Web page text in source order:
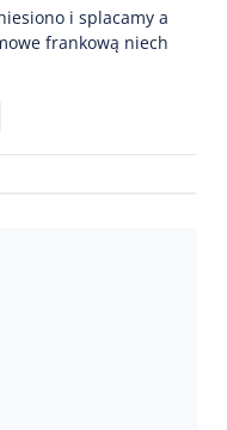
i splacamy a
frankową niech